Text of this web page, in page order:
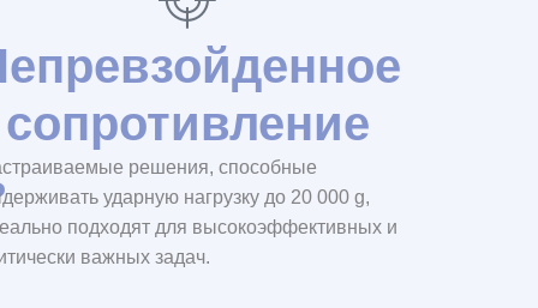
сопротивление
решения, способные
ударную нагрузку до 20 000 g,
подходят для высокоэффективных и
важных задач.